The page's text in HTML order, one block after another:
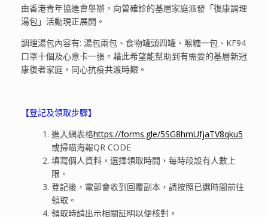
由香港青年協進會舉辦，向曾確診的基層家庭派發「復康調理
湯包」活動現正展開。
調理湯包內容有: 湯包兩包、食物罐頭四罐、喉糖一包、KF94
口罩十個及心意卡一張。藉此希望能幫助到有需要的基層新冠
康復者家庭，同心抗疫共渡時艱。
【登記及領取步驟】
進入網表格https://forms.gle/5SG8hmUfjaTV8qku5
或掃瞄海報QR CODE
填寫個人資料，選擇領取時間，每時段設有人數上
限。
登記後，電郵會收到回覆副本，請按照已選時間前往
領取。
領取時請出示相關証明以便核對。